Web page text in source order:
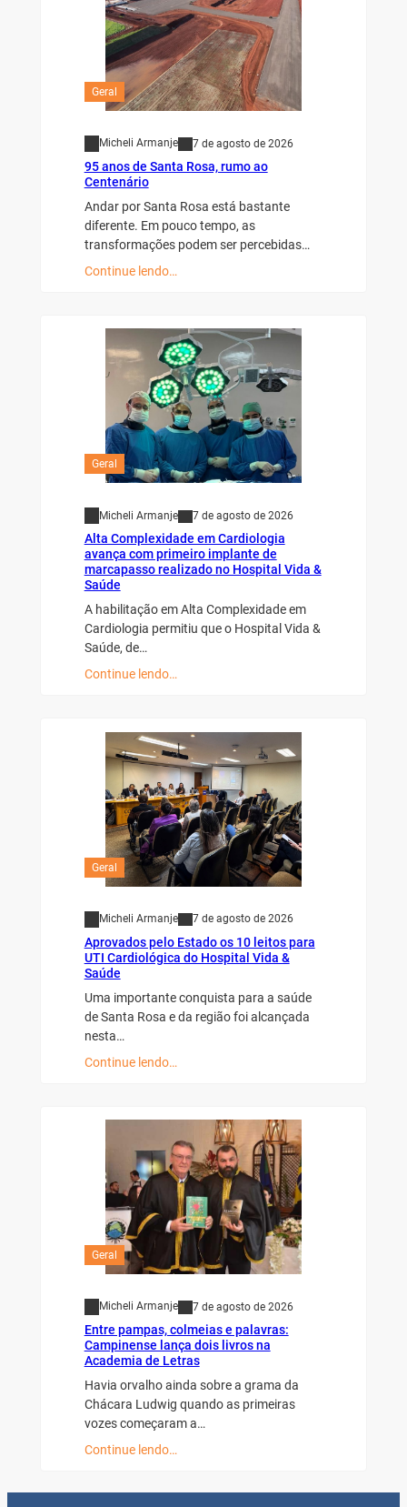
Geral
Micheli Armanje 7 de agosto de 2026
95 anos de Santa Rosa, rumo ao
Centenário
Andar por Santa Rosa está bastante
diferente. Em pouco tempo, as
transformações podem ser percebidas…
Continue lendo…
Geral
Micheli Armanje 7 de agosto de 2026
Alta Complexidade em Cardiologia
avança com primeiro implante de
marcapasso realizado no Hospital Vida &
Saúde
A habilitação em Alta Complexidade em
Cardiologia permitiu que o Hospital Vida &
Saúde, de…
Continue lendo…
Geral
Micheli Armanje 7 de agosto de 2026
Aprovados pelo Estado os 10 leitos para
UTI Cardiológica do Hospital Vida &
Saúde
Uma importante conquista para a saúde
de Santa Rosa e da região foi alcançada
nesta…
Continue lendo…
Geral
Micheli Armanje 7 de agosto de 2026
Entre pampas, colmeias e palavras:
Campinense lança dois livros na
Academia de Letras
Havia orvalho ainda sobre a grama da
Chácara Ludwig quando as primeiras
vozes começaram a…
Continue lendo…